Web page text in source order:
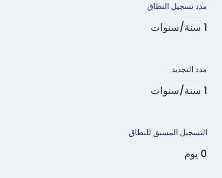
مدد تسجيل النطاق
1 سنة/سنوات
مدد التجديد
1 سنة/سنوات
التسجيل المسبق للنطاق
0 يوم